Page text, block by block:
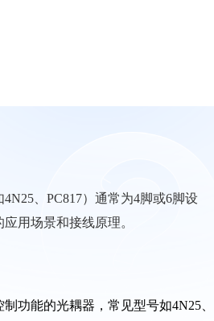
、PC817）通常为4脚或6脚设
用场景和接线原理。
功能的光耦器，常见型号如4N25、